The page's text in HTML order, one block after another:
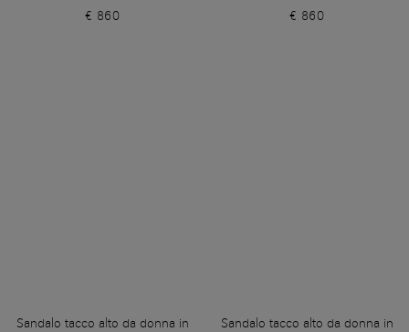
€ 860
€ 860
Sandalo tacco alto da donna in
Sandalo tacco alto da donna in